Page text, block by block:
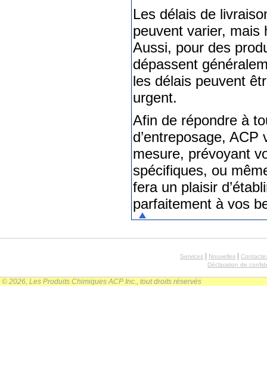
Les délais de
peuvent varier, mais
Aussi, pour des
dépassent
les délais peuvent
urgent.
Afin de répondre à
d’entreposage,
mesure, prévoyant
spécifiques, ou
fera un plaisir
parfaitement à vos
Services Nouvelles
Déclaration de
© 2026, Les Produits Chimiques ACP Inc., tout droits réservés